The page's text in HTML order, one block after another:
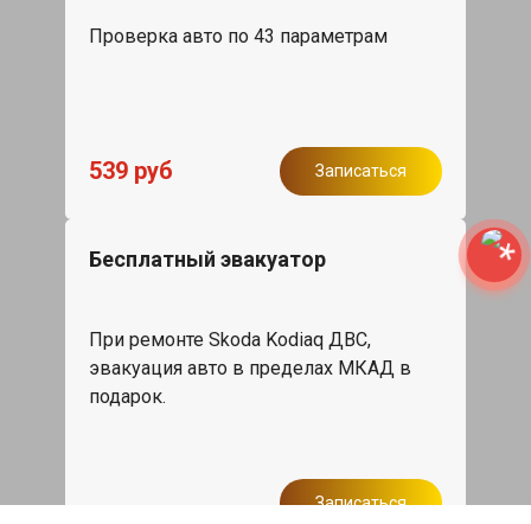
Проверка авто по 43 параметрам
539 руб Записаться
Бесплатный эвакуатор
При ремонте Skoda Kodiaq ДВС,
эвакуация авто в пределах МКАД в
подарок.
Записаться